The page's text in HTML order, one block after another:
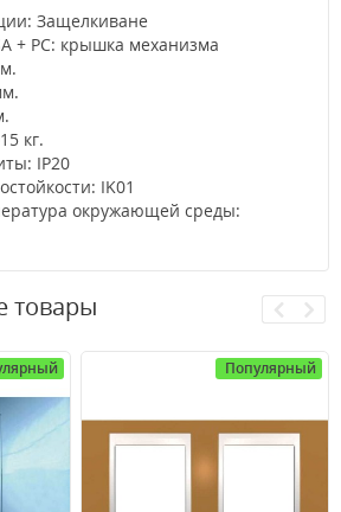
Защелкиване
+ PC: крышка механизма
кг.
IP20
IK01
окружающей среды:
товары
Популярный